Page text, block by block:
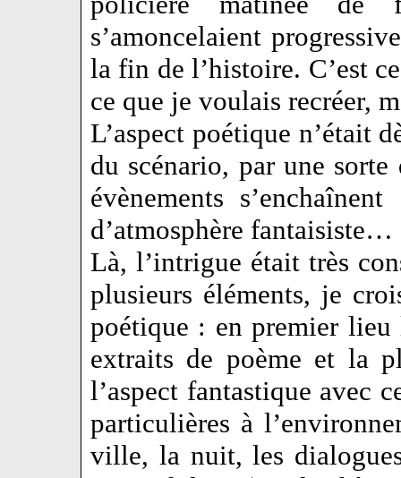
s’amoncelaient
la fin de l’histoire. C’est
ce que je voulais recréer,
L’aspect poétique n’était
du scénario, par une
évènements
d’atmosphère fantaisiste…
Là, l’intrigue était très
plusieurs éléments, je
poétique : en premier lieu
extraits de poème et la
l’aspect fantastique avec
particulières à
ville, la nuit, les